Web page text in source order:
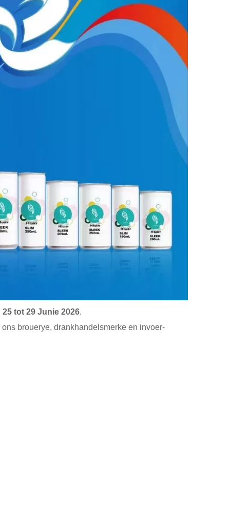
25 tot 29 Junie 2026.
brouerye, drankhandelsmerke en invoer-